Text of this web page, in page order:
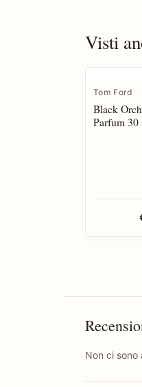
Visti
Tom Ford
Black
Parfum 30
Non ci